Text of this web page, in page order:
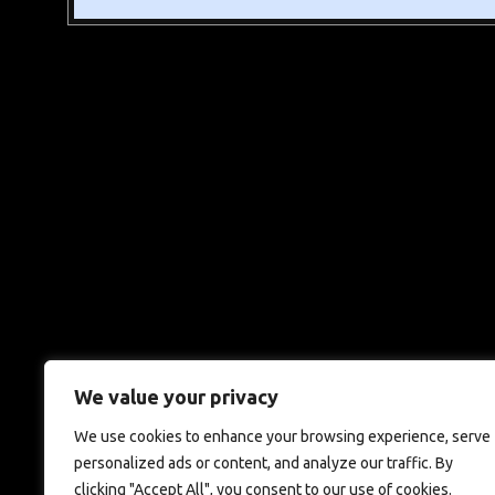
We value your privacy
We use cookies to enhance your browsing experience, serve
personalized ads or content, and analyze our traffic. By
clicking "Accept All", you consent to our use of cookies.